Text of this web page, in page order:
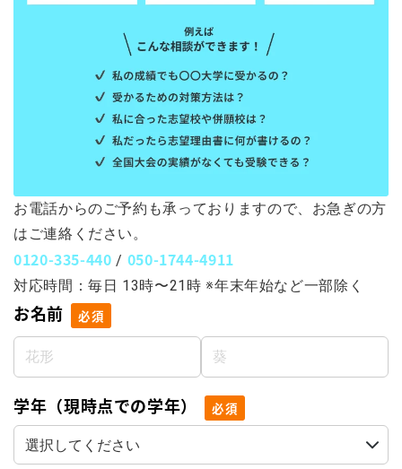
お電話からのご予約も承っておりますので、お急ぎの方
はご連絡ください。
0120-335-440 / 050-1744-4911
対応時間：毎日 13時〜21時 ※年末年始など一部除く
お名前 必須
学年（現時点での学年） 必須